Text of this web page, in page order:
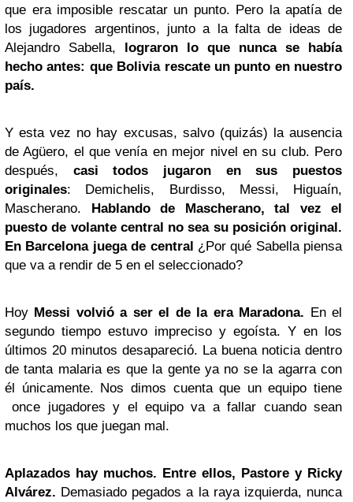
que era imposible rescatar un punto. Pero la apatía de
los jugadores argentinos, junto a la falta de ideas de
Alejandro Sabella, lograron lo que nunca se había
hecho antes: que Bolivia rescate un punto en nuestro
país.
Y esta vez no hay excusas, salvo (quizás) la ausencia
de Agüero, el que venía en mejor nivel en su club. Pero
después, casi todos jugaron en sus puestos
originales: Demichelis, Burdisso, Messi, Higuaín,
Mascherano. Hablando de Mascherano, tal vez el
puesto de volante central no sea su posición original.
En Barcelona juega de central ¿Por qué Sabella piensa
que va a rendir de 5 en el seleccionado?
Hoy Messi volvió a ser el de la era Maradona. En el
segundo tiempo estuvo impreciso y egoísta. Y en los
últimos 20 minutos desapareció. La buena noticia dentro
de tanta malaria es que la gente ya no se la agarra con
él únicamente. Nos dimos cuenta que un equipo tiene
once jugadores y el equipo va a fallar cuando sean
muchos los que juegan mal.
Aplazados hay muchos. Entre ellos, Pastore y Ricky
Alvárez. Demasiado pegados a la raya izquierda, nunca